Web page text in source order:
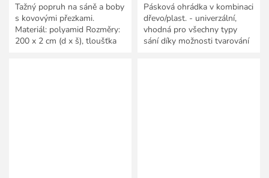
Tažný popruh na sáně a boby
s kovovými přezkami.
Materiál: polyamid Rozměry:
200 x 2 cm (d x š), tloušťka
Pásková ohrádka v kombinaci
dřevo/plast. - univerzální,
vhodná pro všechny typy
sání díky možnosti tvarování